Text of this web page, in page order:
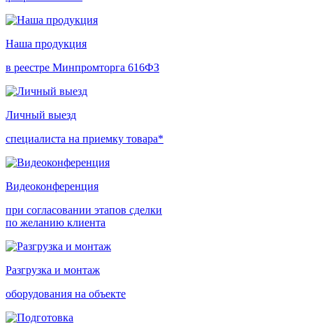
Наша продукция
в реестре Минпромторга 616ФЗ
Личный выезд
специалиста на приемку товара*
Видеоконференция
при согласовании этапов сделки
по желанию клиента
Разгрузка и монтаж
оборудования на объекте